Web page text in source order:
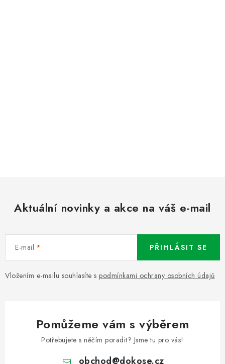
Aktuální novinky a akce na váš e-mail
E-mail
Vložením e-mailu souhlasíte s podmínkami ochrany osobních údajů
PŘIHLÁSIT SE
Pomůžeme vám s výběrem
Potřebujete s něčím poradit? Jsme tu pro vás!
obchod@dokose.cz